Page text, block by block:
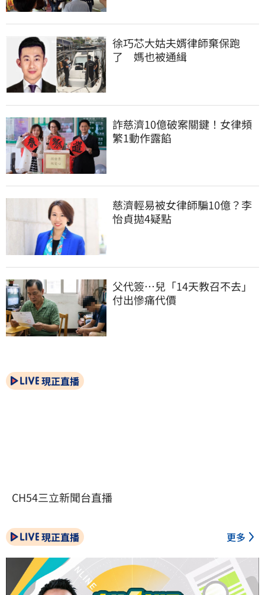
徐巧芯大姑夫婿律師棄保跑
了　媽也被通緝
詐慈濟10億破案關鍵！女律頻
繁1動作露餡
慈濟輕易被女律師騙10億？李
怡貞拋4疑點
父代簽…兒「14天教召不去」
付出慘痛代價
現正直播
CH54三立新聞台直播
現正直播 更多